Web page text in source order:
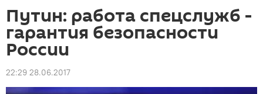
Путин: работа спецслужб -
гарантия безопасности
России
22:29 28.06.2017